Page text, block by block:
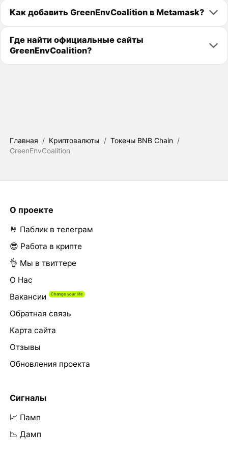
Как добавить GreenEnvCoalition в Metamask?
Где найти официальные сайты
GreenEnvCoalition?
Главная / Криптовалюты / Токены BNB Chain /
GreenEnvCoalition
О проекте
🤘 Паблик в телеграм
😎 Работа в крипте
👌 Мы в твиттере
О Нас
Вакансии
Обратная связь
Карта сайта
Отзывы
Обновления проекта
Сигналы
📈 Памп
📉 Дамп